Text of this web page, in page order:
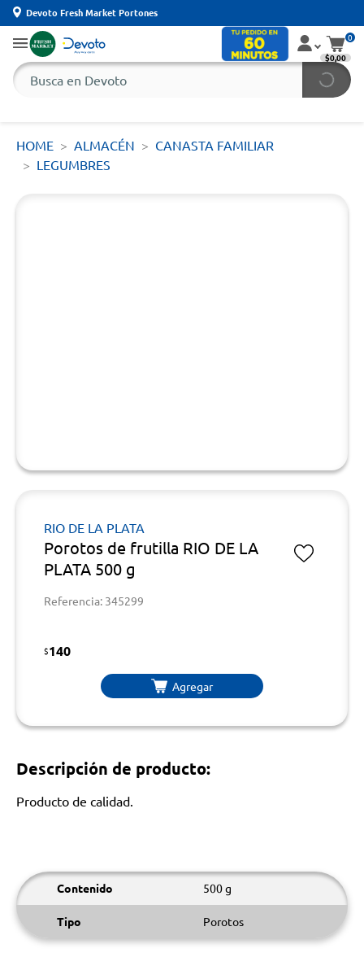
Devoto Fresh Market Portones
0
$0,00
HOME ALMACÉN
CANASTA FAMILIAR
LEGUMBRES
RIO DE LA PLATA
Porotos de frutilla RIO DE LA
PLATA 500 g
Referencia: 345299
$140
Agregar
Descripción de producto:
Producto de calidad.
Contenido 500 g
Tipo Porotos